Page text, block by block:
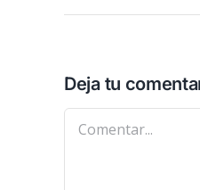
Deja tu
Comentar